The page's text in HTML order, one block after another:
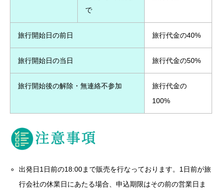
で
旅行開始日の前日 旅行代金の40%
旅行開始日の当日 旅行代金の50%
旅行開始後の解除・無連絡不参加
旅行代金の
100%
出発日1日前の18:00まで販売を行なっております。1日前が旅
行会社の休業日にあたる場合、申込期限はその前の営業日ま